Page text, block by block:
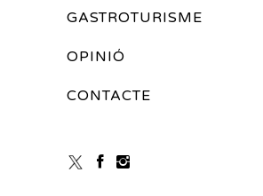
GASTROTURISME
OPINIÓ
CONTACTE